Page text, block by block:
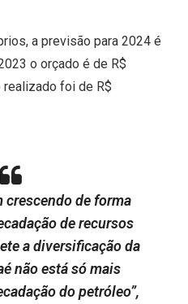
a previsão para 2024 é
o orçado é de R$
realizado foi de R$
crescendo de forma
de recursos
a diversificação da
não está só mais
do petróleo”,